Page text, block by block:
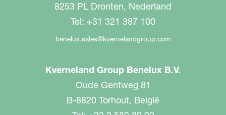
8253 PL Dronten, Nederland
Tel: +31 321 387 100
benelux.sales@kvernelandgroup.com
Kverneland Group Benelux B.V.
Oude Gentweg 81
B-8820 Torhout, België